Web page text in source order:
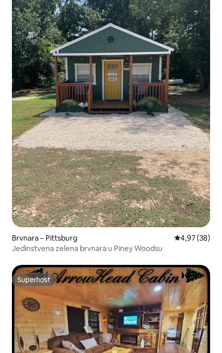
Brvnara – Pittsburg Prosječna
4,97 (38)
Jedinstvena zelena brvnara u Piney Woodsu
Superhost
Superhost